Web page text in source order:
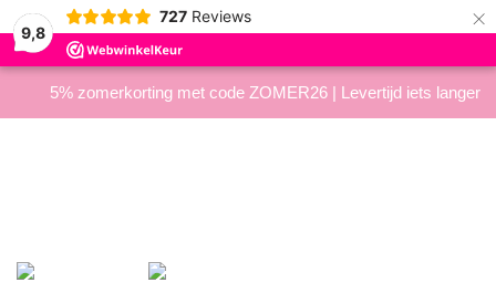
9,8
727 Reviews ×
5% zomerkorting met code ZOMER26 | Levertijd iets langer